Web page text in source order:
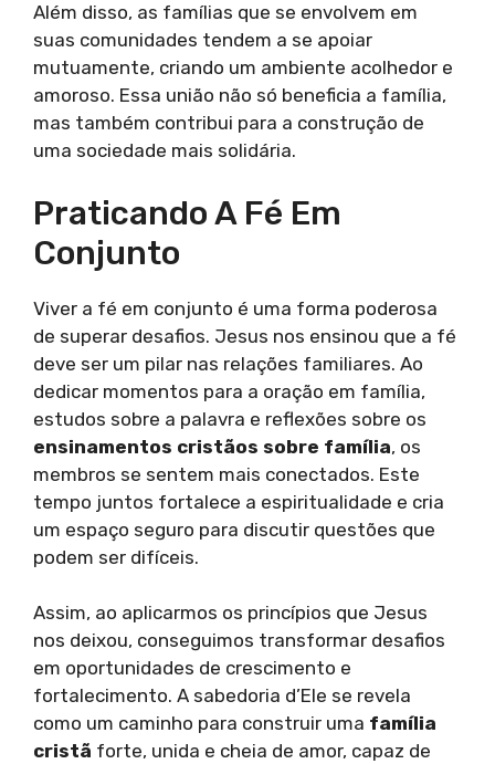
Além disso, as famílias que se envolvem em
suas comunidades tendem a se apoiar
mutuamente, criando um ambiente acolhedor e
amoroso. Essa união não só beneficia a família,
mas também contribui para a construção de
uma sociedade mais solidária.
Praticando A Fé Em
Conjunto
Viver a fé em conjunto é uma forma poderosa
de superar desafios. Jesus nos ensinou que a fé
deve ser um pilar nas relações familiares. Ao
dedicar momentos para a oração em família,
estudos sobre a palavra e reflexões sobre os
ensinamentos cristãos sobre família, os
membros se sentem mais conectados. Este
tempo juntos fortalece a espiritualidade e cria
um espaço seguro para discutir questões que
podem ser difíceis.
Assim, ao aplicarmos os princípios que Jesus
nos deixou, conseguimos transformar desafios
em oportunidades de crescimento e
fortalecimento. A sabedoria d’Ele se revela
como um caminho para construir uma família
cristã forte, unida e cheia de amor, capaz de